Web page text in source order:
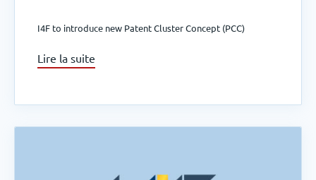
I4F to introduce new Patent Cluster Concept (PCC)
Lire la suite